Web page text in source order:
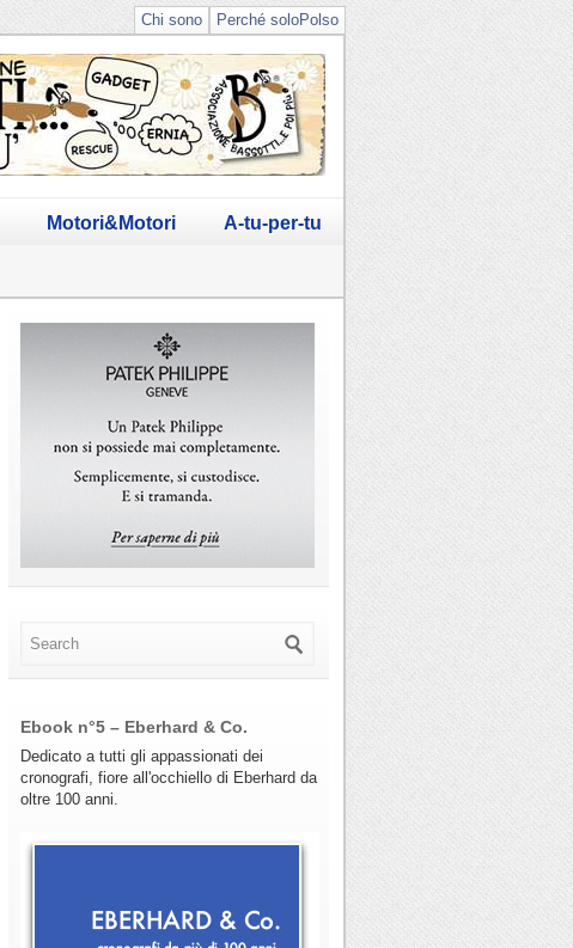
Perché soloPolso
Chi sono
Motori&Motori A-tu-per-tu
Ebook n°5 – Eberhard & Co.
Dedicato a tutti gli appassionati dei
cronografi, fiore all'occhiello di Eberhard da
oltre 100 anni.